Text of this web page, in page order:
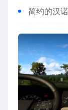
简约的汉